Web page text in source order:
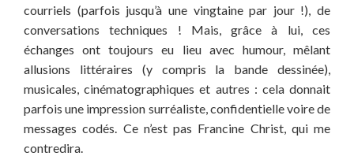
courriels (parfois jusqu’à une vingtaine par jour !), de
conversations techniques ! Mais, grâce à lui, ces
échanges ont toujours eu lieu avec humour, mêlant
allusions littéraires (y compris la bande dessinée),
musicales, cinématographiques et autres : cela donnait
parfois une impression surréaliste, confidentielle voire de
messages codés. Ce n’est pas Francine Christ, qui me
contredira.